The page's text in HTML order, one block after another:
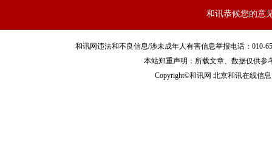
和讯恭候您的意
和讯网违法和不良信息/涉未成年人有害信息举报电话：010-
本站郑重声明：所载文章、数据仅供参
Copyright©和讯网 北京和讯在线信